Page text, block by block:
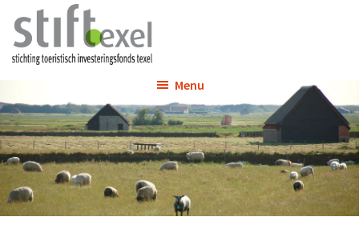
Spring
naar
de
naar
de
inhoud
Toeristisch
Investeringsfonds
Texel
Menu